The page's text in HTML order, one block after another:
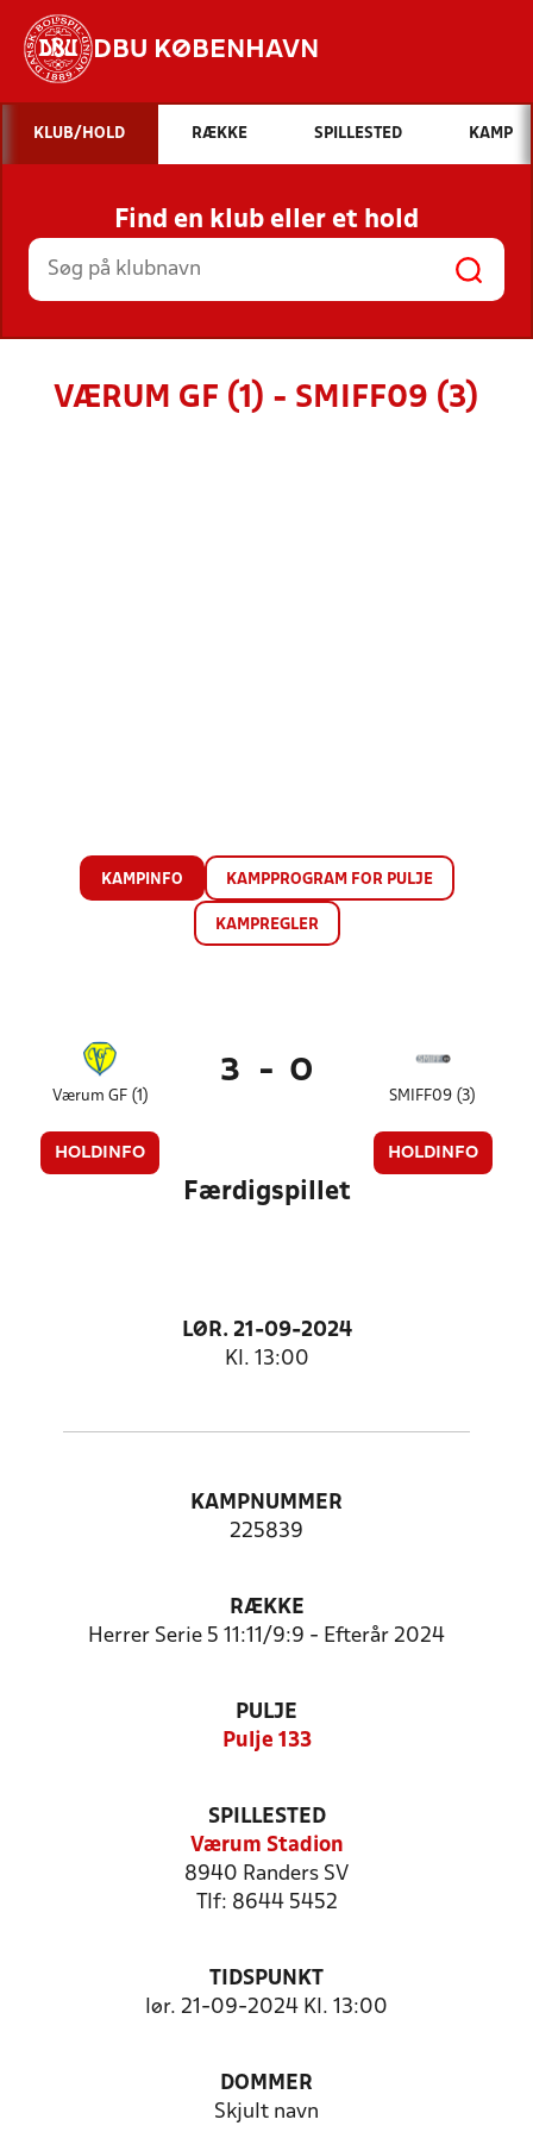
DBU KØBENHAVN
Hvad vil du søge efter?
INDHOLD OG NYHEDER
STILLINGER, RESULTATER, KLUBBER OG
HOLD
KLUB/HOLD RÆKKE SPILLESTED KAMP
Find en klub eller et hold
VÆRUM GF (1) - SMIFF09 (3)
KAMPINFO KAMPPROGRAM FOR PULJE
KAMPREGLER
Værum GF (1)
HOLDINFO
3 - 0
SMIFF09 (3)
HOLDINFO
Færdigspillet
LØR. 21-09-2024
Kl. 13:00
KAMPNUMMER
225839
RÆKKE
Herrer Serie 5 11:11/9:9 - Efterår 2024
PULJE
Pulje 133
SPILLESTED
Værum Stadion
8940 Randers SV
Tlf: 8644 5452
TIDSPUNKT
lør. 21-09-2024 Kl. 13:00
DOMMER
Skjult navn